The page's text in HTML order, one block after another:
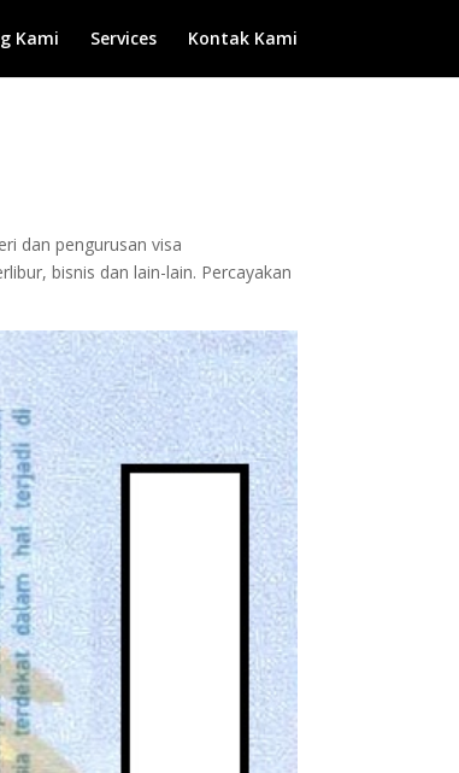
Kami Services Kontak Kami
dan pengurusan visa
bisnis dan lain-lain. Percayakan